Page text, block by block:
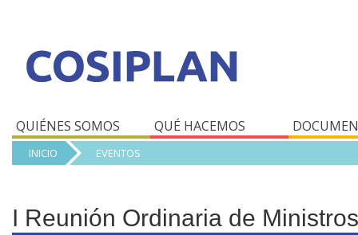
QUIÉNES SOMOS QUÉ HACEMOS
INICIO EVENTOS
I Reunión Ordinaria de